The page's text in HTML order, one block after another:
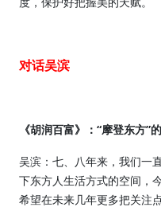
对话吴滨
《胡润百富》：“摩登东方”
吴滨：七、八年来，我们一
下东方人生活方式的空间，
希望在未来几年更多把关注